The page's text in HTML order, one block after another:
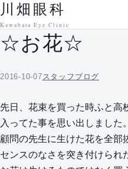
本文へ移動
川畑眼科
Kawabata Eye Clinic
☆お花☆
2016-10-07 スタッフブログ
先日、花束を買った時ふと高
入ってた事を思い出しました。
顧問の先生に生けた花を全部
センスのなさを突き付けられ